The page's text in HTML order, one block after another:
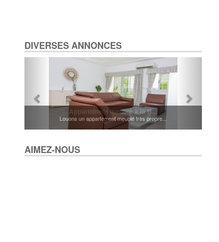
DIVERSES ANNONCES
Appartement meublé à la R...
Louons un appartement meublé très propre...
AIMEZ-NOUS